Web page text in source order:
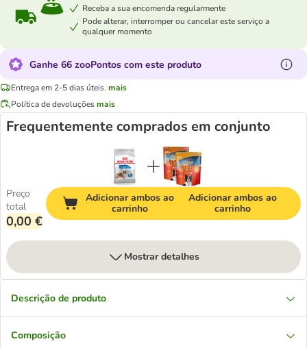
Receba a sua encomenda regularmente
Pode alterar, interromper ou cancelar este serviço a
qualquer momento
Ganhe 66 zooPontos com este produto
Entrega em 2-5 dias úteis. mais
Política de devoluçõesmais
Frequentemente comprados em conjunto
Preço
total
0,00 €
Adicionar ambos ao
carrinho
Adicionar ambos ao
carrinho
Mostrar detalhes
Descrição de produto
Composição